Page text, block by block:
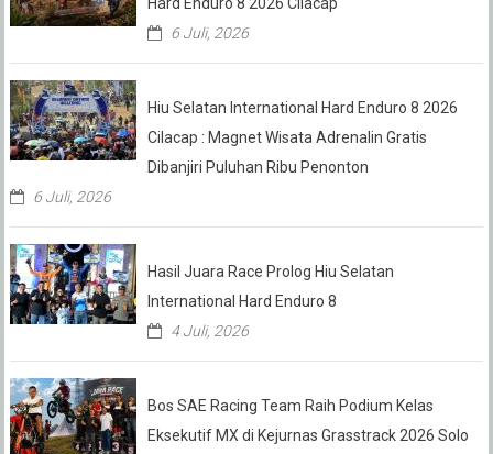
6 Juli, 2026
Hiu Selatan International Hard Enduro 8 2026
Cilacap : Magnet Wisata Adrenalin Gratis
Dibanjiri Puluhan Ribu Penonton
6 Juli, 2026
Hasil Juara Race Prolog Hiu Selatan
International Hard Enduro 8
4 Juli, 2026
Bos SAE Racing Team Raih Podium Kelas
Eksekutif MX di Kejurnas Grasstrack 2026 Solo